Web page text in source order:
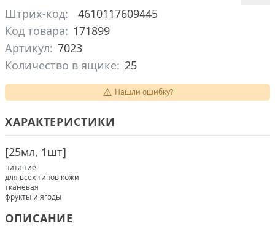
Штрих-код:
4610117609445
Код товара: 171899
Артикул: 7023
Количество в ящике: 25
Нашли ошибку?
ХАРАКТЕРИСТИКИ
[25мл, 1шт]
питание
для всех типов кожи
тканевая
фрукты и ягоды
ОПИСАНИЕ